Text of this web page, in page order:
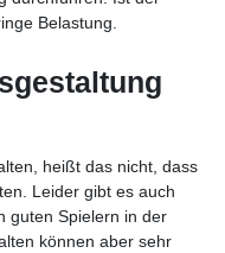
Belastung.
heißt das nicht, dass
Leider gibt es auch
guten Spielern in der
können aber sehr